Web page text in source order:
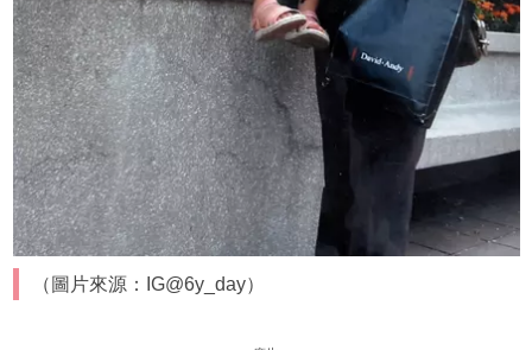
（圖片來源：IG@6y_day）